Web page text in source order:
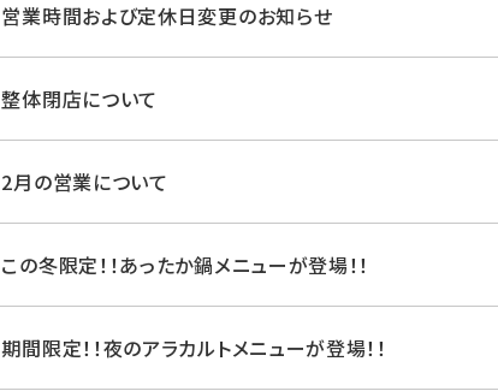
営業時間および定休日変更のお知らせ
整体閉店について
2月の営業について
この冬限定！！あったか鍋メニューが登場！！
期間限定！！夜のアラカルトメニューが登場！！